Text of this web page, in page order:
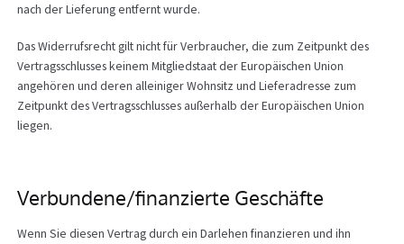
nach der Lieferung entfernt wurde.
Das Widerrufsrecht gilt nicht für Verbraucher, die zum Zeitpunkt des
Vertragsschlusses keinem Mitgliedstaat der Europäischen Union
angehören und deren alleiniger Wohnsitz und Lieferadresse zum
Zeitpunkt des Vertragsschlusses außerhalb der Europäischen Union
liegen.
Verbundene/finanzierte Geschäfte
Wenn Sie diesen Vertrag durch ein Darlehen finanzieren und ihn